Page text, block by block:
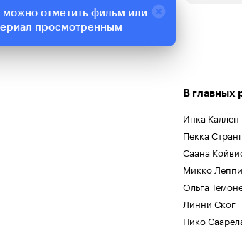
В главных
Инка Каллен
Пекка Странг
Саана
Микко
Ольга
Линни Ског
Нико
можно отметить фильм или
просмотренным